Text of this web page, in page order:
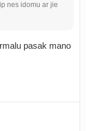
nes idomu ar jie
pasak mano